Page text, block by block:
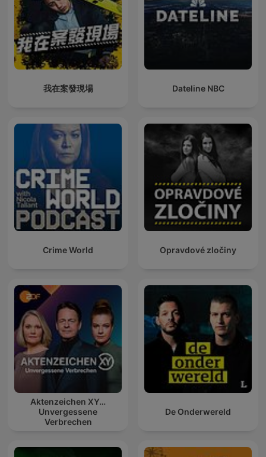
我在案發現場 Dateline NBC
Crime World Opravdové zločiny
Aktenzeichen XY…
Unvergessene
Verbrechen
De Onderwereld